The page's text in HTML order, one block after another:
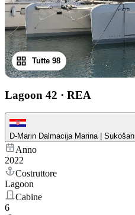
Tutte 98
Lagoon 42 · REA
D-Marin Dalmacija Marina | Sukošan
Anno
2022
Costruttore
Lagoon
Cabine
6